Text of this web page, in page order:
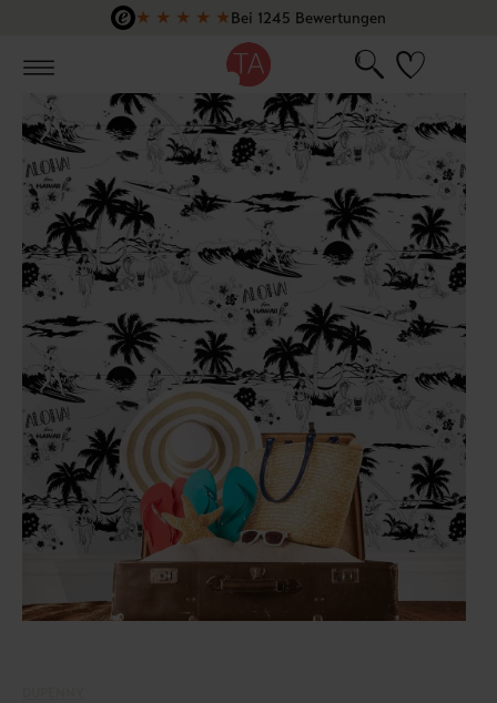
Zum Hauptinhalt springen
★ ★ ★ ★ ★Bei 1245 Bewertungen